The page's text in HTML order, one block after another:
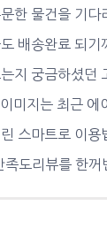
한 물건을 기다
배송완료 되기
지 궁금하셨던
미지는 최근 에
스마트로 이용
족도리뷰를 한꺼